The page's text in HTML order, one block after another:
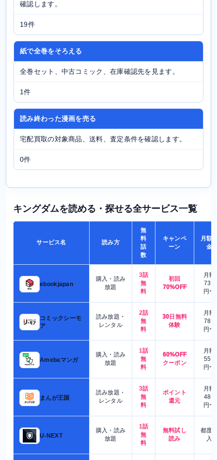
確認します。
19件
紙で全巻をそろえる
全巻セット、中古コミック、在庫確認先を見ます。
1件
読み終わった漫画を売る
宅配買取の対象商品、送料、査定条件を確認します。
0件
キングダムを読める・探せる全サービス一覧
サービス名 読み方
無
料
話
数
キャンペ
ーン
月額
金
ebookjapan
購入・読み
放題
3話
無
料
初回
70%OFF
月額
730
円〜
コミックシーモ
ア
読み放題・
レンタル
2話
無
料
30日無料
体験
月額
780
円〜
Amebaマンガ
購入・読み
放題
1話
無
料
60%OFF
クーポン
月額
550
円〜
まんが王国
読み放題・
レンタル
3話
無
料
ポイント
還元
月額
480
円〜
U-NEXT
購入・読み
放題
1話
無
料
無料試し
読み
都度
入